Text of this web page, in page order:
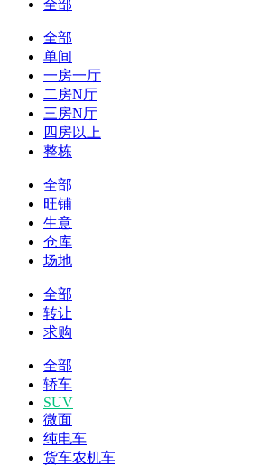
全部
全部
单间
一房一厅
二房N厅
三房N厅
四房以上
整栋
全部
旺铺
生意
仓库
场地
全部
转让
求购
全部
轿车
SUV
微面
纯电车
货车农机车